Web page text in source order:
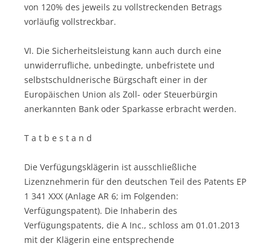
von 120% des jeweils zu vollstreckenden Betrags
vorläufig vollstreckbar.
VI. Die Sicherheitsleistung kann auch durch eine
unwiderrufliche, unbedingte, unbefristete und
selbstschuldnerische Bürgschaft einer in der
Europäischen Union als Zoll- oder Steuerbürgin
anerkannten Bank oder Sparkasse erbracht werden.
T a t b e s t a n d
Die Verfügungsklägerin ist ausschließliche
Lizenznehmerin für den deutschen Teil des Patents EP
1 341 XXX (Anlage AR 6; im Folgenden:
Verfügungspatent). Die Inhaberin des
Verfügungspatents, die A Inc., schloss am 01.01.2013
mit der Klägerin eine entsprechende